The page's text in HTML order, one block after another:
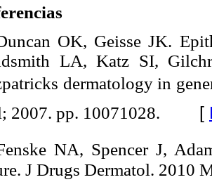
OK, Geisse JK.
LA, Katz SI,
dermatology in
2007. pp. 10071028. [
NA, Spencer J,
J Drugs Dermatol. 2010